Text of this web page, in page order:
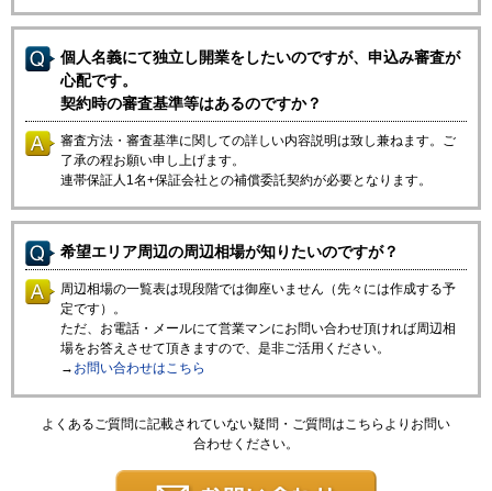
個人名義にて独立し開業をしたいのですが、申込み審査が
心配です。
契約時の審査基準等はあるのですか？
審査方法・審査基準に関しての詳しい内容説明は致し兼ねます。ご
了承の程お願い申し上げます。
連帯保証人1名+保証会社との補償委託契約が必要となります。
希望エリア周辺の周辺相場が知りたいのですが？
周辺相場の一覧表は現段階では御座いません（先々には作成する予
定です）。
ただ、お電話・メールにて営業マンにお問い合わせ頂ければ周辺相
場をお答えさせて頂きますので、是非ご活用ください。
→ お問い合わせはこちら
よくあるご質問に記載されていない疑問・ご質問はこちらよりお問い
合わせください。